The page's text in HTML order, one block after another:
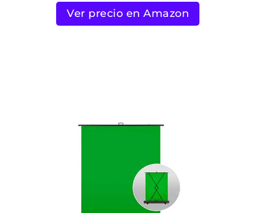
Ver precio en Amazon